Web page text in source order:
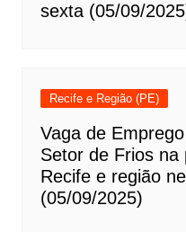
sexta (05/09/
Recife e Região (PE)
Vaga de
Setor de Frios na
Recife e região
(05/09/2025)